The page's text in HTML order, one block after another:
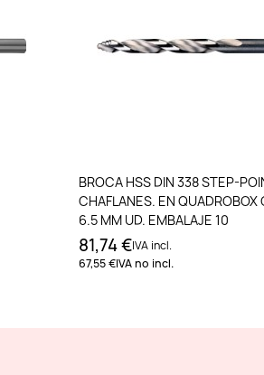
Añadir al
BROCA HSS DIN 338 STEP-
CHAFLANES. EN QUADROBOX
6.5 MM UD. EMBALAJE 10
81,74 €IVA incl.
67,55 €IVA no incl.